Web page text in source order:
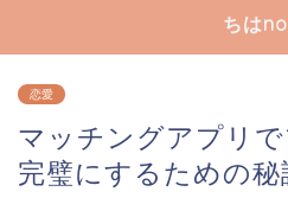
ちは
恋愛
マッチングアプリ
完璧にするための秘